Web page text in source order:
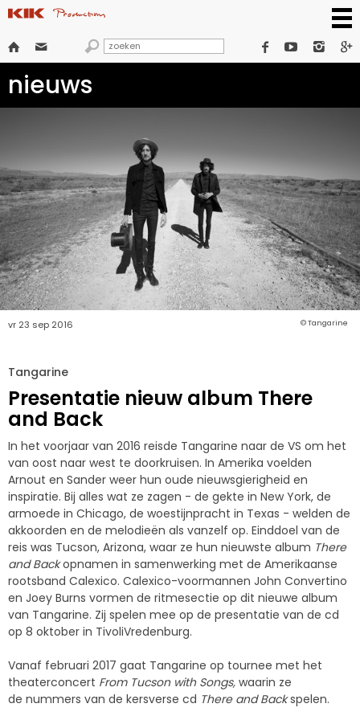
      
nieuws
© Tangarine
vr 23 sep 2016
Tangarine
Presentatie nieuw album There
and Back
In het voorjaar van 2016 reisde Tangarine naar de VS om het
van oost naar west te doorkruisen. In Amerika voelden
Arnout en Sander weer hun oude nieuwsgierigheid en
inspiratie. Bij alles wat ze zagen - de gekte in New York, de
armoede in Chicago, de woestijnpracht in Texas - welden de
akkoorden en de melodieën als vanzelf op. Einddoel van de
reis was Tucson, Arizona, waar ze hun nieuwste album There
and Backopnamen in samenwerking met de Amerikaanse
rootsband Calexico. Calexico-voormannen John Convertino
en Joey Burns vormen de ritmesectie op dit nieuwe album
van Tangarine. Zij spelen mee op de presentatie van de cd
op 8 oktober in TivoliVredenburg.
Vanaf februari 2017 gaat Tangarine op tournee met het
theaterconcert From Tucson with Songs, waarin ze
de nummers van de kersverse cd There and Backspelen.